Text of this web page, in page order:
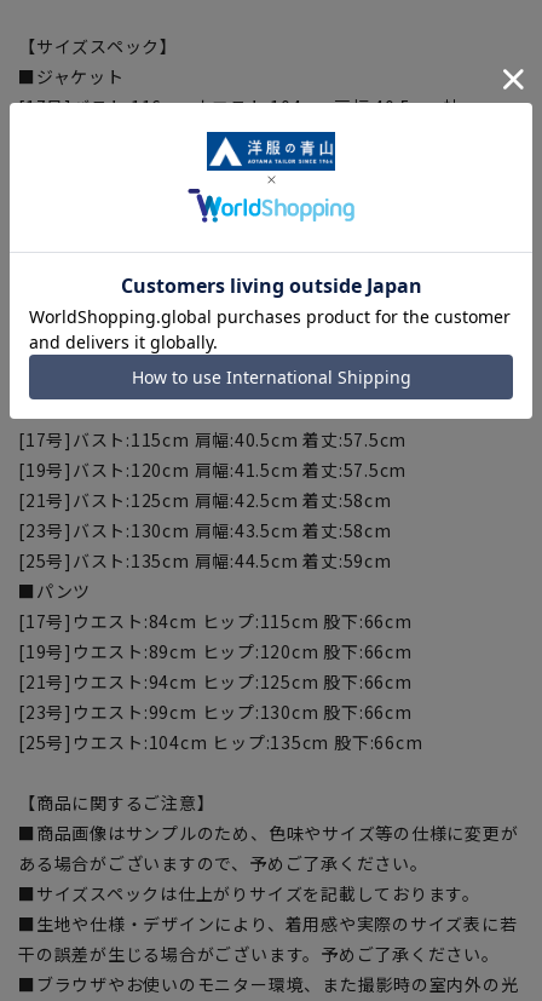
【サイズスペック】
■ジャケット
[17号]バスト:116cm ウエスト:104cm 肩幅:40.5cm 袖
[19号]バスト:121cm ウエスト:109cm 肩幅:41.5cm 袖
[21号]バスト:126cm ウエスト:114cm 肩幅:42.5cm 袖
丈:60cm 着丈:65cm
[23号]バスト:131cm ウエスト:119cm 肩幅:43.5cm 袖
丈:60cm 着丈:65.5cm
[25号]バスト:136cm ウエスト:124cm 肩幅:44.5cm 袖
丈:60cm 着丈:66cm
[17号]バスト:115cm 肩幅:40.5cm 着丈:57.5cm
[19号]バスト:120cm 肩幅:41.5cm 着丈:57.5cm
[21号]バスト:125cm 肩幅:42.5cm 着丈:58cm
[23号]バスト:130cm 肩幅:43.5cm 着丈:58cm
[25号]バスト:135cm 肩幅:44.5cm 着丈:59cm
■パンツ
[17号]ウエスト:84cm ヒップ:115cm 股下:66cm
[19号]ウエスト:89cm ヒップ:120cm 股下:66cm
[21号]ウエスト:94cm ヒップ:125cm 股下:66cm
[23号]ウエスト:99cm ヒップ:130cm 股下:66cm
[25号]ウエスト:104cm ヒップ:135cm 股下:66cm
【商品に関するご注意】
■商品画像はサンプルのため、色味やサイズ等の仕様に変更が
ある場合がございますので、予めご了承ください。
■サイズスペックは仕上がりサイズを記載しております。
■生地や仕様・デザインにより、着用感や実際のサイズ表に若
干の誤差が生じる場合がございます。予めご了承ください。
■ブラウザやお使いのモニター環境、また撮影時の室内外の光